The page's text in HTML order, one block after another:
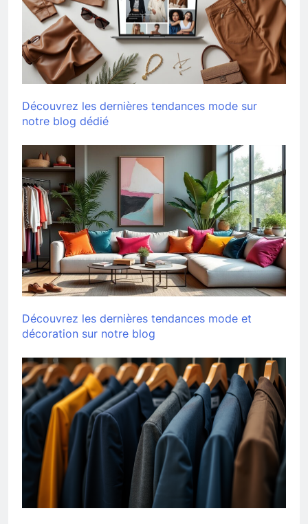
Découvrez les dernières tendances mode sur
notre blog dédié
Découvrez les dernières tendances mode et
décoration sur notre blog